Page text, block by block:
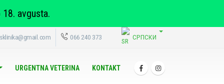
066 240 373 СРПСКИ
URGENTNA VETERINA KONTAKT
avgusta.